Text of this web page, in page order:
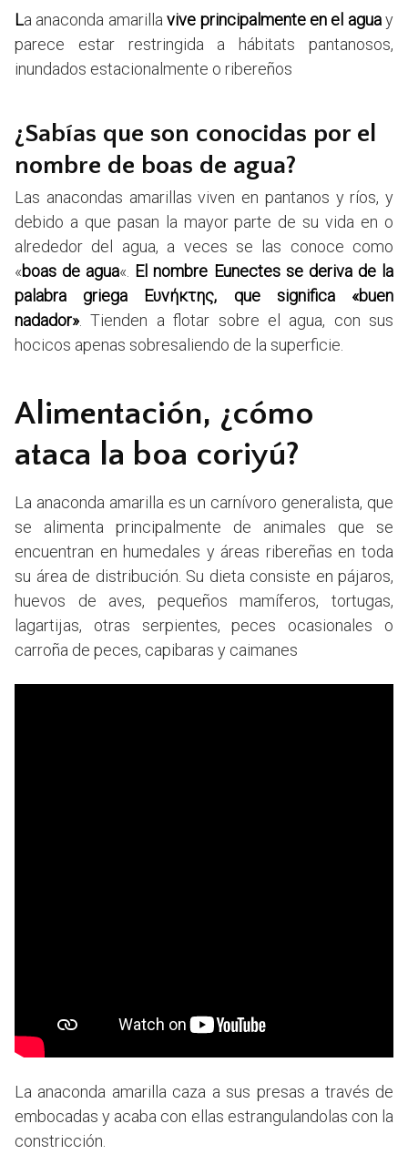
La anaconda amarillavive principalmente en el aguay
parece estar restringida a hábitats pantanosos,
inundados estacionalmente o ribereños
¿Sabías que son conocidas por el
nombre de boas de agua?
Las anacondas amarillas viven en pantanos y ríos, y
debido a que pasan la mayor parte de su vida en o
alrededor del agua, a veces se las conoce como
«boas de agua«. El nombre Eunectes se deriva de la
palabra griega Eυνήκτης, que significa «buen
nadador». Tienden a flotar sobre el agua, con sus
hocicos apenas sobresaliendo de la superficie.
Alimentación, ¿cómo
ataca la boa coriyú?
La anaconda amarilla es un carnívoro generalista, que
se alimenta principalmente de animales que se
encuentran en humedales y áreas ribereñas en toda
su área de distribución. Su dieta consiste en pájaros,
huevos de aves, pequeños mamíferos, tortugas,
lagartijas, otras serpientes, peces ocasionales o
carroña de peces, capibaras y caimanes
La anaconda amarilla caza a sus presas a través de
embocadas y acaba con ellas estrangulandolas con la
constricción.